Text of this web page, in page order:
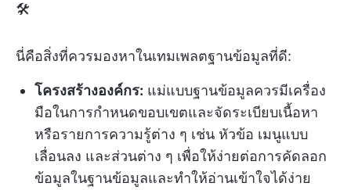
🛠️
นี่คือสิ่งที่ควรมองหาในเทมเพลตฐานข้อมูลที่ดี:
โครงสร้างองค์กร: แม่แบบฐานข้อมูลควรมีเครื่อง
มือในการกำหนดขอบเขตและจัดระเบียบเนื้อหา
หรือรายการความรู้ต่าง ๆ เช่น หัวข้อ เมนูแบบ
เลื่อนลง และส่วนต่าง ๆ เพื่อให้ง่ายต่อการคัดลอก
ข้อมูลในฐานข้อมูลและทำให้อ่านเข้าใจได้ง่าย